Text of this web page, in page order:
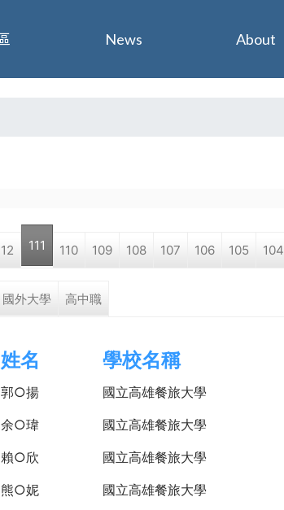
111 110 109 108 107 106 105 104
國外大學 高中職
姓名 學校名稱
郭○揚 國立高雄餐旅大學
余○瑋 國立高雄餐旅大學
賴○欣 國立高雄餐旅大學
熊○妮 國立高雄餐旅大學
News About